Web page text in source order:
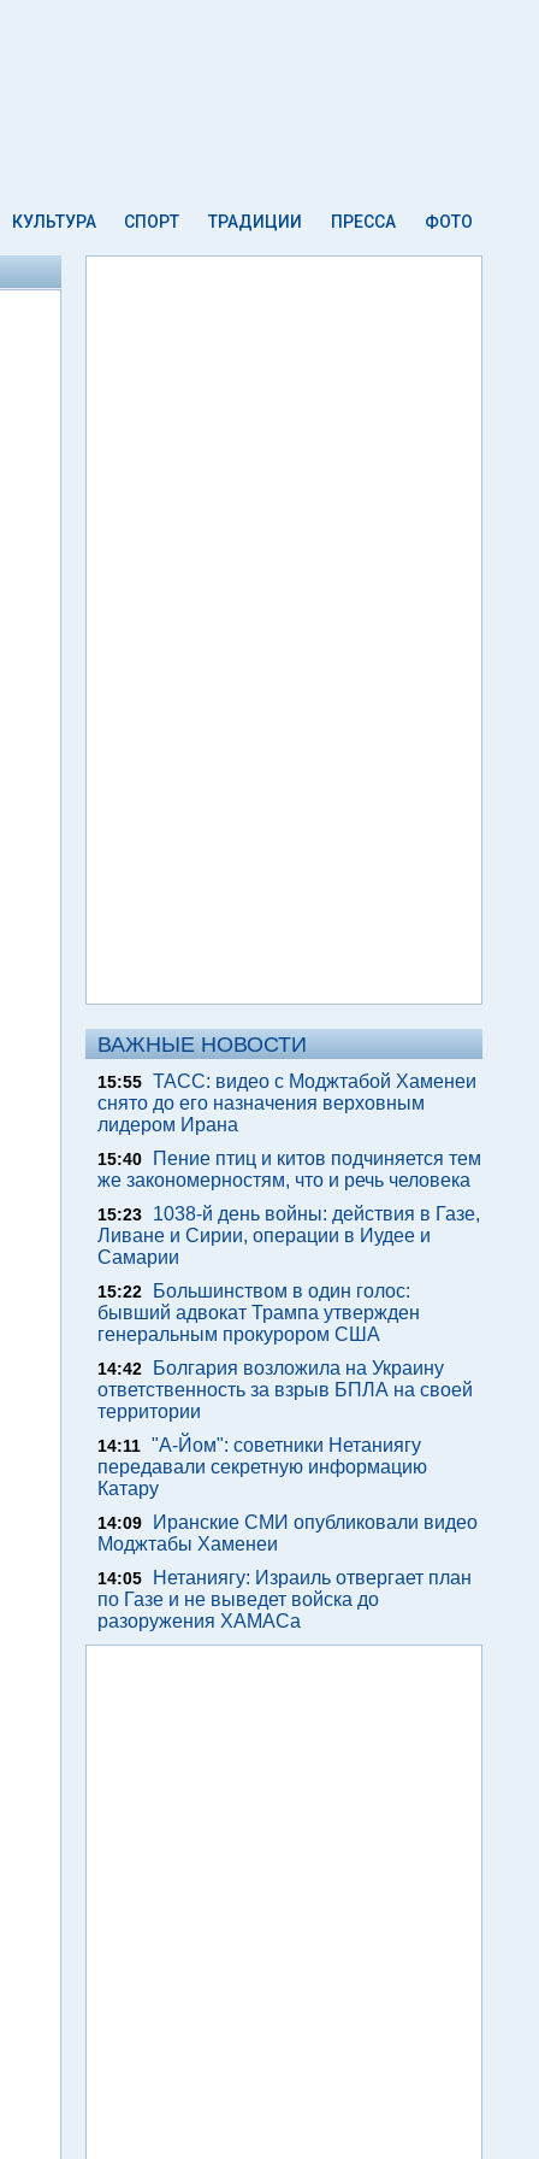
КУЛЬТУРА СПОРТ ТРАДИЦИИ ПРЕССА ФОТО
ВАЖНЫЕ НОВОСТИ
15:55 ТАСС: видео с Моджтабой Хаменеи
снято до его назначения верховным
лидером Ирана
15:40
Пение птиц и китов подчиняется тем
же закономерностям, что и речь человека
15:23
1038-й день войны: действия в Газе,
Ливане и Сирии, операции в Иудее и
Самарии
15:22
Большинством в один голос:
бывший адвокат Трампа утвержден
генеральным прокурором США
14:42
Болгария возложила на Украину
ответственность за взрыв БПЛА на своей
территории
14:11 "А-Йом": советники Нетаниягу
передавали секретную информацию
Катару
14:09
Иранские СМИ опубликовали видео
Моджтабы Хаменеи
14:05
Нетаниягу: Израиль отвергает план
по Газе и не выведет войска до
разоружения ХАМАСа